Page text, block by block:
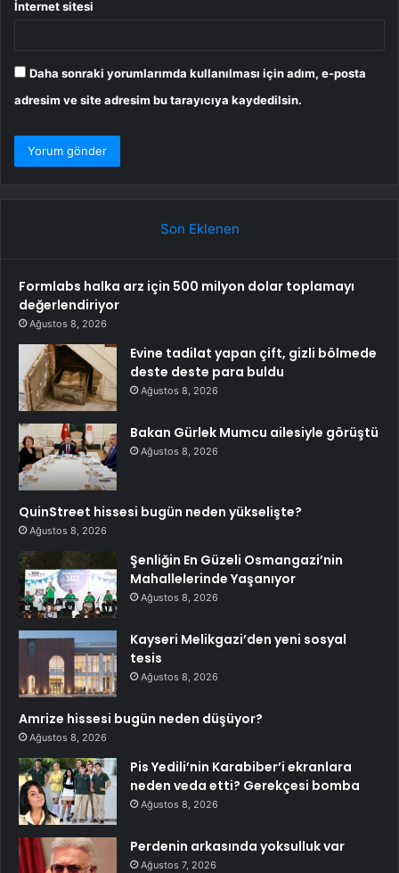
İnternet sitesi
Daha sonraki yorumlarımda kullanılması için adım, e-posta
adresim ve site adresim bu tarayıcıya kaydedilsin.
Son Eklenen
Formlabs halka arz için 500 milyon dolar toplamayı
değerlendiriyor
Ağustos 8, 2026
Evine tadilat yapan çift, gizli bölmede
deste deste para buldu
Ağustos 8, 2026
Bakan Gürlek Mumcu ailesiyle görüştü
Ağustos 8, 2026
QuinStreet hissesi bugün neden yükselişte?
Ağustos 8, 2026
Şenliğin En Güzeli Osmangazi’nin
Mahallelerinde Yaşanıyor
Ağustos 8, 2026
Kayseri Melikgazi’den yeni sosyal
tesis
Ağustos 8, 2026
Amrize hissesi bugün neden düşüyor?
Ağustos 8, 2026
Pis Yedili’nin Karabiber’i ekranlara
neden veda etti? Gerekçesi bomba
Ağustos 8, 2026
Perdenin arkasında yoksulluk var
Ağustos 7, 2026